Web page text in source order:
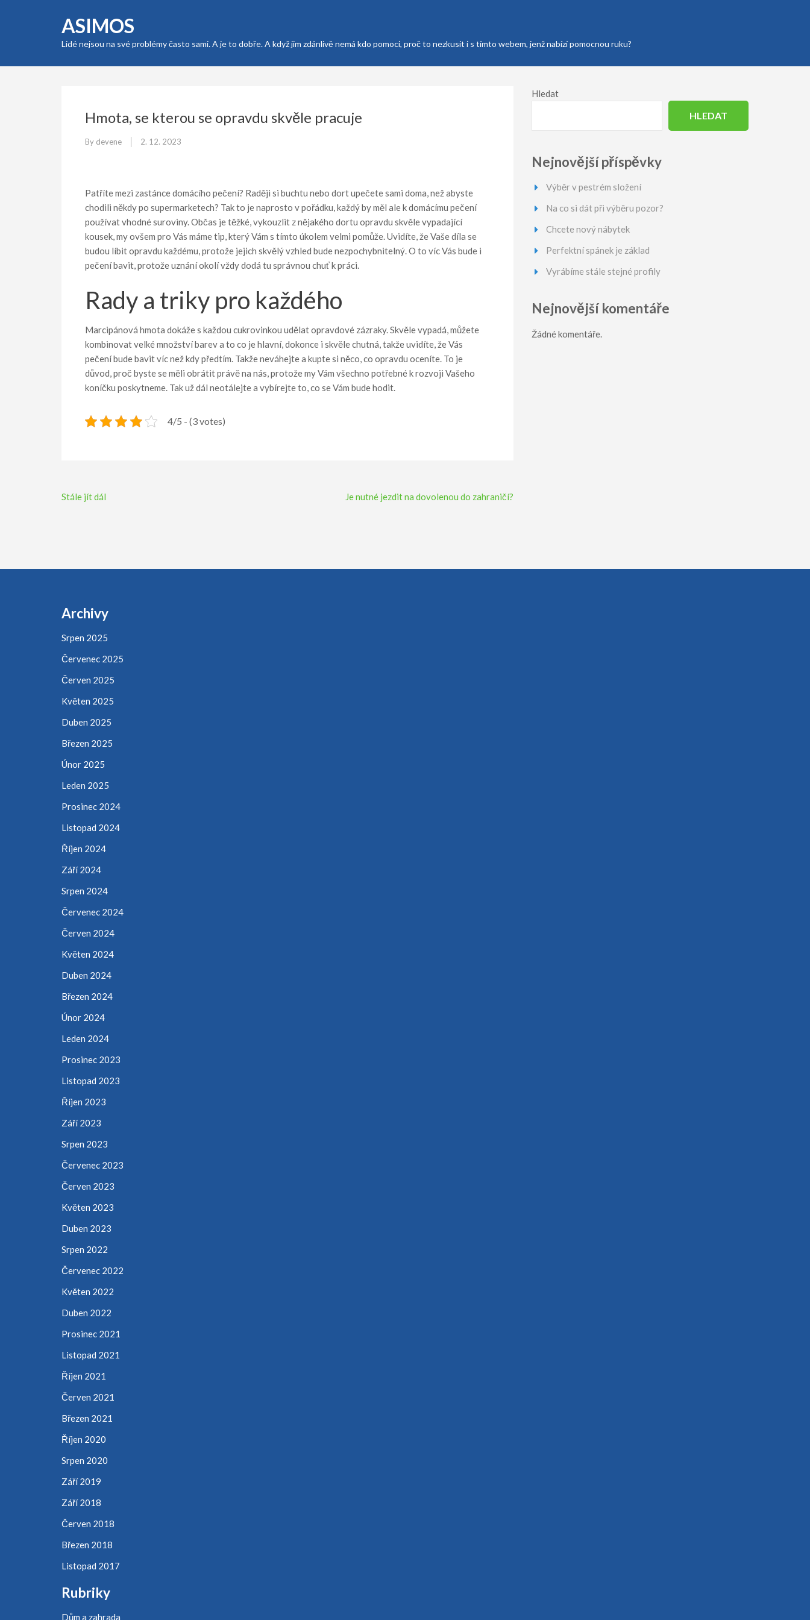
Enter)
ASIMOS
Lidé nejsou na své problémy často sami. A je to dobře. A když jim zdánlivě nemá kdo pomoci, proč to nezkusit i s tímto webem, jenž nabízí pomocnou ruku?
Hmota, se kterou se opravdu skvěle pracuje
By devene 2. 12. 2023
Patříte mezi zastánce domácího pečení? Raději si buchtu nebo dort upečete sami doma, než abyste
chodili někdy po supermarketech? Tak to je naprosto v pořádku, každý by měl ale k domácímu pečení
používat vhodné suroviny. Občas je těžké, vykouzlit z nějakého dortu opravdu skvěle vypadající
kousek, my ovšem pro Vás máme tip, který Vám s tímto úkolem velmi pomůže. Uvidíte, že Vaše díla se
budou líbit opravdu každému, protože jejich skvělý vzhled bude nezpochybnitelný. O to víc Vás bude i
pečení bavit, protože uznání okolí vždy dodá tu správnou chuť k práci.
Rady a triky pro každého
Marcipánová hmota dokáže s každou cukrovinkou udělat opravdové zázraky. Skvěle vypadá, můžete
kombinovat velké množství barev a to co je hlavní, dokonce i skvěle chutná, takže uvidíte, že Vás
pečení bude bavit víc než kdy předtím. Takže neváhejte a kupte si něco, co opravdu oceníte. To je
důvod, proč byste se měli obrátit právě na nás, protože my Vám všechno potřebné k rozvoji Vašeho
koníčku poskytneme. Tak už dál neotálejte a vybírejte to, co se Vám bude hodit.
4/5 - (3 votes)
Navigace
Stále jít dál Je nutné jezdit na dovolenou do zahraničí?
Hledat
HLEDAT
Nejnovější příspěvky
Výběr v pestrém složení
Na co si dát při výběru pozor?
Chcete nový nábytek
Perfektní spánek je základ
Vyrábíme stále stejné profily
Nejnovější komentáře
Žádné komentáře.
Archivy
Srpen 2025
Červenec 2025
Červen 2025
Květen 2025
Duben 2025
Březen 2025
Únor 2025
Leden 2025
Prosinec 2024
Listopad 2024
Říjen 2024
Září 2024
Srpen 2024
Červenec 2024
Červen 2024
Květen 2024
Duben 2024
Březen 2024
Únor 2024
Leden 2024
Prosinec 2023
Listopad 2023
Říjen 2023
Září 2023
Srpen 2023
Červenec 2023
Červen 2023
Květen 2023
Duben 2023
Srpen 2022
Červenec 2022
Květen 2022
Duben 2022
Prosinec 2021
Listopad 2021
Říjen 2021
Červen 2021
Březen 2021
Říjen 2020
Srpen 2020
Září 2019
Září 2018
Červen 2018
Březen 2018
Listopad 2017
Rubriky
Dům a zahrada